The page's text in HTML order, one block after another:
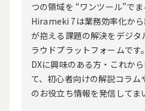
つの領域を “ワンツール”でま
Hirameki 7は業務効率化か
が抱える課題の解決をデジタ
ラウドプラットフォームです。
DXに興味のある方・これか
て、初心者向けの解説コラ
のお役立ち情報を発信してま